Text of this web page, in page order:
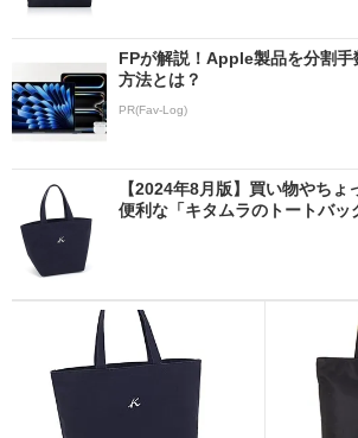
FPが解説！Apple製品を分割手
方法とは？
PR(Fav-Log)
【2024年8月版】買い物やちょ
便利な「キタムラのトートバッ